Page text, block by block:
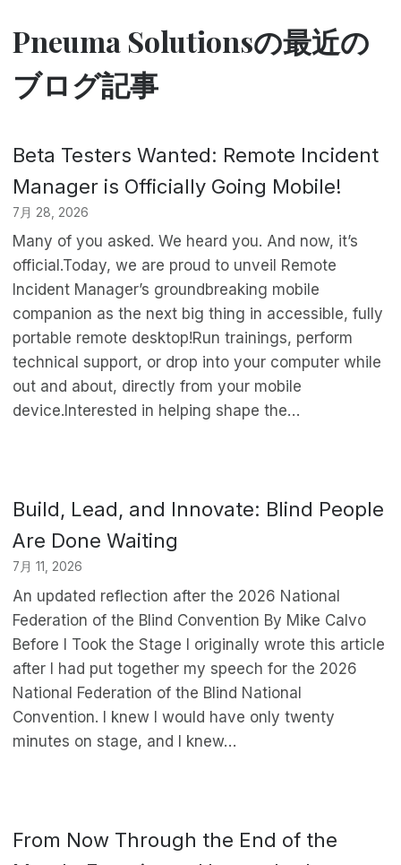
Pneuma Solutionsの最近の
ブログ記事
Beta Testers Wanted: Remote Incident
Manager is Officially Going Mobile!
7月 28, 2026
Many of you asked. We heard you. And now, it’s
official.Today, we are proud to unveil Remote
Incident Manager’s groundbreaking mobile
companion as the next big thing in accessible, fully
portable remote desktop!Run trainings, perform
technical support, or drop into your computer while
out and about, directly from your mobile
device.Interested in helping shape the…
Build, Lead, and Innovate: Blind People
Are Done Waiting
7月 11, 2026
An updated reflection after the 2026 National
Federation of the Blind Convention By Mike Calvo
Before I Took the Stage I originally wrote this article
after I had put together my speech for the 2026
National Federation of the Blind National
Convention. I knew I would have only twenty
minutes on stage, and I knew…
From Now Through the End of the